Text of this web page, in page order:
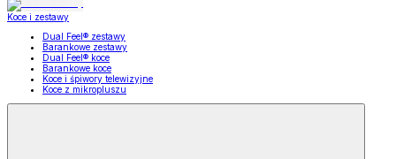
Koce i zestawy
Dual Feel® zestawy
Barankowe zestawy
Dual Feel® koce
Barankowe koce
Koce i śpiwory telewizyjne
Koce z mikropluszu